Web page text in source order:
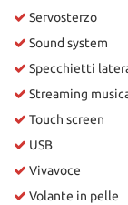
Servosterzo
Sound system
Specchietti
Streaming
Touch screen
USB
Vivavoce
Volante in pelle